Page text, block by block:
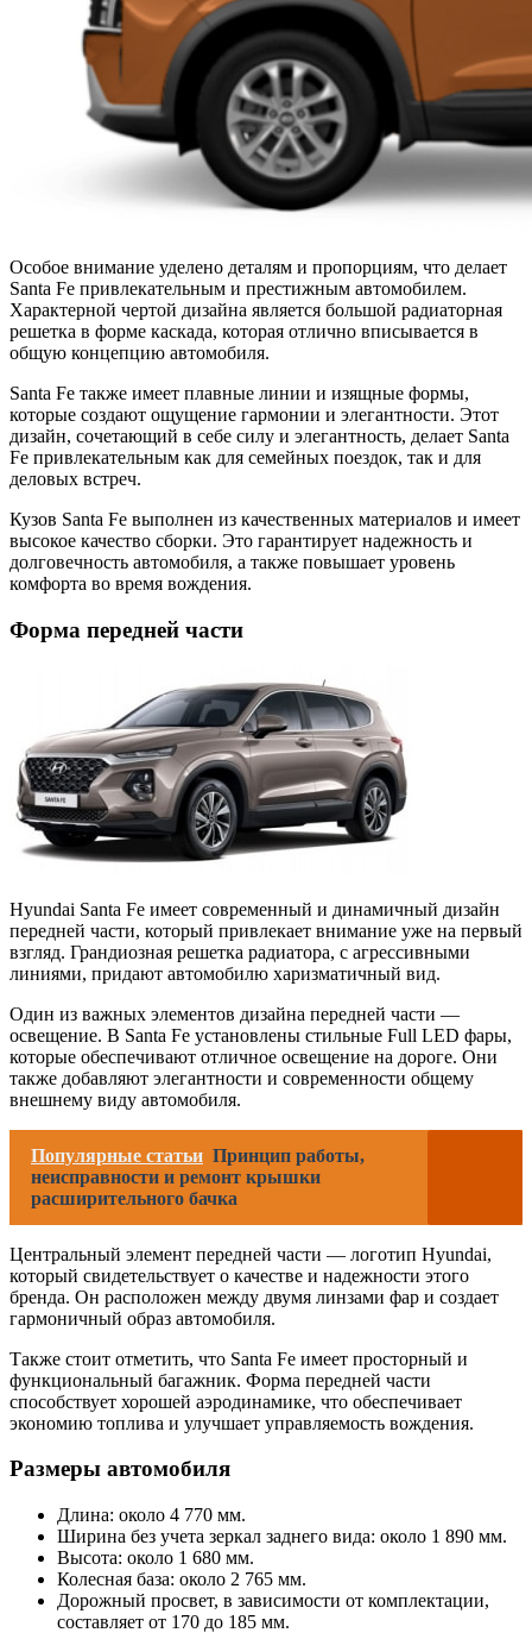
Особое внимание уделено деталям и пропорциям, что делает
Santa Fe привлекательным и престижным автомобилем.
Характерной чертой дизайна является большой радиаторная
решетка в форме каскада, которая отлично вписывается в
общую концепцию автомобиля.
Santa Fe также имеет плавные линии и изящные формы,
которые создают ощущение гармонии и элегантности. Этот
дизайн, сочетающий в себе силу и элегантность, делает Santa
Fe привлекательным как для семейных поездок, так и для
деловых встреч.
Кузов Santa Fe выполнен из качественных материалов и имеет
высокое качество сборки. Это гарантирует надежность и
долговечность автомобиля, а также повышает уровень
комфорта во время вождения.
Форма передней части
Hyundai Santa Fe имеет современный и динамичный дизайн
передней части, который привлекает внимание уже на первый
взгляд. Грандиозная решетка радиатора, с агрессивными
линиями, придают автомобилю харизматичный вид.
Один из важных элементов дизайна передней части —
освещение. В Santa Fe установлены стильные Full LED фары,
которые обеспечивают отличное освещение на дороге. Они
также добавляют элегантности и современности общему
внешнему виду автомобиля.
Популярные статьи Принцип работы,
неисправности и ремонт крышки
расширительного бачка
Центральный элемент передней части — логотип Hyundai,
который свидетельствует о качестве и надежности этого
бренда. Он расположен между двумя линзами фар и создает
гармоничный образ автомобиля.
Также стоит отметить, что Santa Fe имеет просторный и
функциональный багажник. Форма передней части
способствует хорошей аэродинамике, что обеспечивает
экономию топлива и улучшает управляемость вождения.
Размеры автомобиля
Длина: около 4 770 мм.
Ширина без учета зеркал заднего вида: около 1 890 мм.
Высота: около 1 680 мм.
Колесная база: около 2 765 мм.
Дорожный просвет, в зависимости от комплектации,
составляет от 170 до 185 мм.